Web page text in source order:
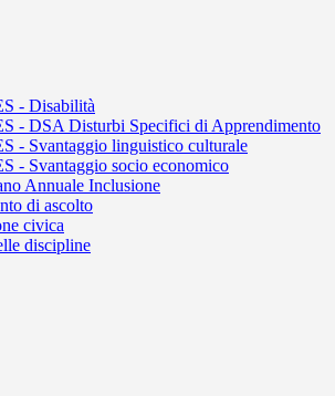
- Disabilità
- DSA Disturbi Specifici di Apprendimento
- Svantaggio linguistico culturale
- Svantaggio socio economico
Annuale Inclusione
di ascolto
civica
discipline